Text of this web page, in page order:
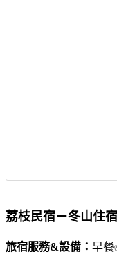
荔枝民宿－冬山住
旅宿服務&設備： 早餐